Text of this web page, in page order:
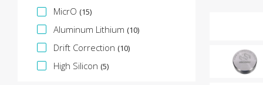
MicrO (15)
Aluminum Lithium (10)
Drift Correction (10)
High Silicon (5)